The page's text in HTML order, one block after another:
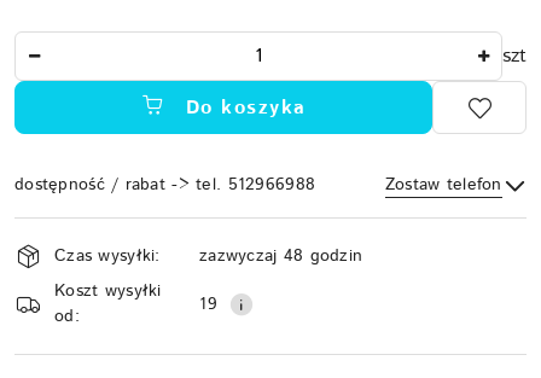
szt
Do koszyka
dostępność / rabat -> tel. 512966988 Zostaw telefon
Wyślij
Dostępność
i
dostawa
Czas wysyłki:
zazwyczaj 48 godzin
Koszt wysyłki
od:
19